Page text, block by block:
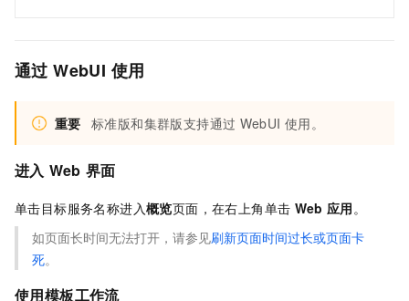
通过 WebUI 使用
重要 标准版和集群版支持通过 WebUI 使用。
进入 Web 界面
单击目标服务名称进入概览页面，在右上角单击 Web 应用。
如页面长时间无法打开，请参见刷新页面时间过长或页面卡
死。
使用模板工作流